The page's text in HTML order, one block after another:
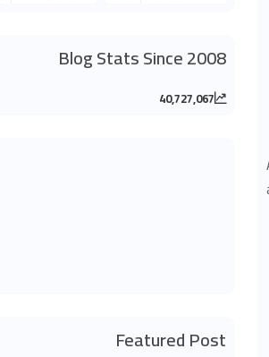
Blog Stats Since 2008
40,727,067
Featured Post